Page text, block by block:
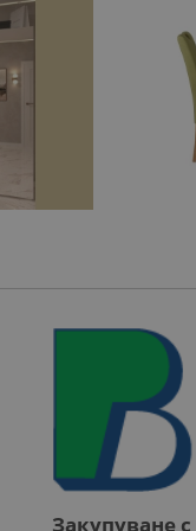
Закупуване